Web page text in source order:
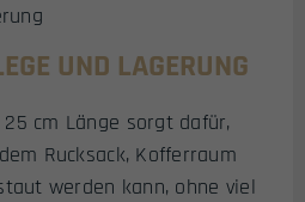
UND LAGERUNG
cm Länge sorgt dafür,
Rucksack, Kofferraum
werden kann, ohne viel